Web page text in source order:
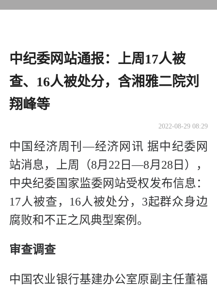
中纪委网站通报：上周17人被
查、16人被处分，含湘雅二院刘
翔峰等
2022-08-29 08:29
中国经济周刊—经济网讯 据中纪委网
站消息，上周（8月22日—8月28日），
中央纪委国家监委网站受权发布信息：
17人被查，16人被处分，3起群众身边
腐败和不正之风典型案例。
审查调查
中国农业银行基建办公室原副主任董福